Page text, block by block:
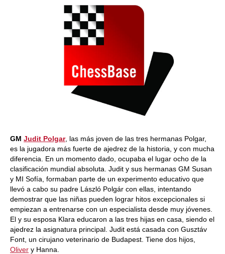
GM Judit Polgar, las más joven de las tres hermanas Polgar,
es la jugadora más fuerte de ajedrez de la historia, y con mucha
diferencia. En un momento dado, ocupaba el lugar ocho de la
clasificación mundial absoluta. Judit y sus hermanas GM Susan
y MI Sofía, formaban parte de un experimento educativo que
llevó a cabo su padre László Polgár con ellas, intentando
demostrar que las niñas pueden lograr hitos excepcionales si
empiezan a entrenarse con un especialista desde muy jóvenes.
El y su esposa Klara educaron a las tres hijas en casa, siendo el
ajedrez la asignatura principal. Judit está casada con Gusztáv
Font, un cirujano veterinario de Budapest. Tiene dos hijos,
Oliver y Hanna.